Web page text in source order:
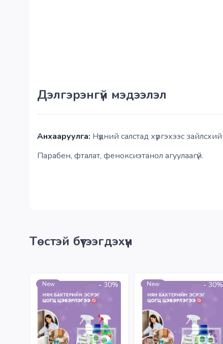
Дэлгэрэнгүй мэдээлэл
Анхааруулга: Нүдний салстад хүргэхээс зайлсхий
Парабен, фталат, феноксиэтанол агуулаагүй.
Төстэй бүтээгдэхүүн
New - 30% New - 30%